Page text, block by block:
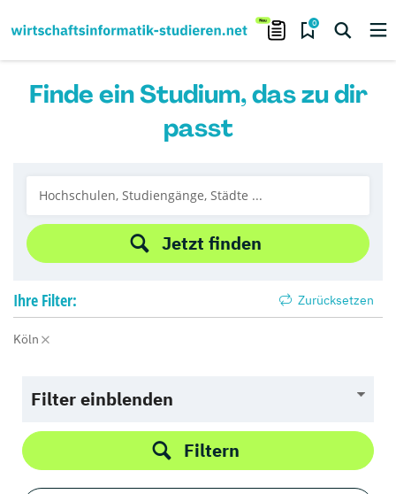
0
Finde ein Studium, das zu dir
passt
Jetzt finden
Ihre Filter: Zurücksetzen
Köln
Filter einblenden
Filtern